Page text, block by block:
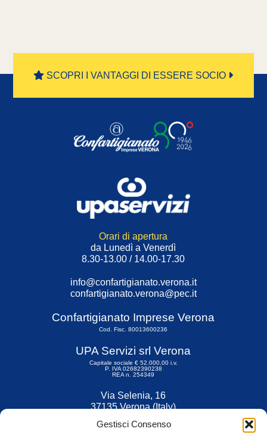
Gestisci Consenso
SCOPRI I VANTAGGI DI ESSERE SOCIO
Orari di apertura
da Lunedì a Venerdì
8.30-13.00 / 14.00-17.30
info@confartigianato.verona.it
confartigianato.verona@pec.it
Confartigianato Imprese Verona
Cod. Fisc. 80013600236
UPA Servizi srl Verona
Capitale sociale € 52.000,00 i.v.
P. IVA 02682390238
REA n. 254349
Via Selenia, 16
37135 Verona (Italy)
Fax 045 9211599